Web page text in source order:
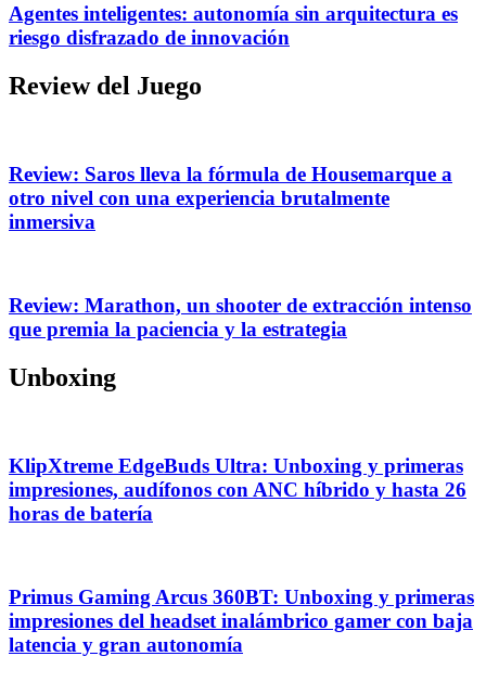
Agentes inteligentes: autonomía sin arquitectura es
riesgo disfrazado de innovación
Review del Juego
Review: Saros lleva la fórmula de Housemarque a
otro nivel con una experiencia brutalmente
inmersiva
Review: Marathon, un shooter de extracción intenso
que premia la paciencia y la estrategia
Unboxing
KlipXtreme EdgeBuds Ultra: Unboxing y primeras
impresiones, audífonos con ANC híbrido y hasta 26
horas de batería
Primus Gaming Arcus 360BT: Unboxing y primeras
impresiones del headset inalámbrico gamer con baja
latencia y gran autonomía